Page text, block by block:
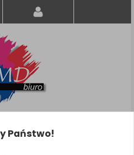
Państwo!